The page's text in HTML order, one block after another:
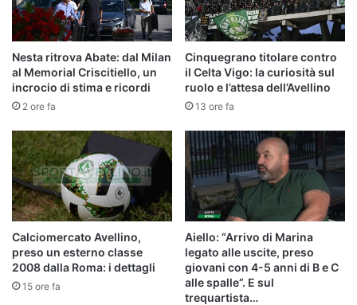
Nesta ritrova Abate: dal Milan
al Memorial Criscitiello, un
incrocio di stima e ricordi
2 ore fa
Cinquegrano titolare contro
il Celta Vigo: la curiosità sul
ruolo e l’attesa dell’Avellino
13 ore fa
Calciomercato Avellino,
preso un esterno classe
2008 dalla Roma: i dettagli
15 ore fa
Aiello: “Arrivo di Marina
legato alle uscite, preso
giovani con 4-5 anni di B e C
alle spalle”. E sul
trequartista…